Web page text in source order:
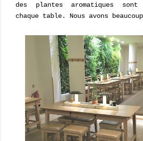
des plantes aromatiques sont
chaque table. Nous avons